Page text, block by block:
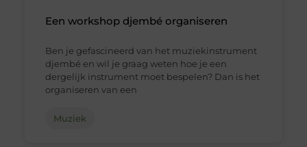
Een workshop djembé organiseren
Ben je gefascineerd van het muziekinstrument
djembé en wil je graag weten hoe je een
dergelijk instrument moet bespelen? Dan is het
organiseren van een
Muziek